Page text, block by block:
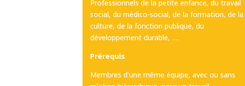
Professionnels de la petite enfance, du travail
social, du médico-social, de la formation, de la
culture, de la fonction publique, du
développement durable, ….
Prérequis
Membres d’une même équipe, avec ou sans